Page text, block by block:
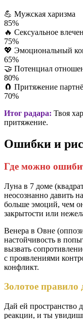
💪 Мужская харизма
85%
🔥 Сексуальное
75%
💖 Эмоциональный
65%
🤝 Потенциал
80%
🧲 Притяжение
70%
Итог радара: Твоя
притяжение.
Ошибки и
Где можно
Луна в 7 доме
неосознанно давить
больше эмоций, чем
закрытости или
Венера в Овне
настойчивость в
вызвать
с проявлениями
конфликт.
Золотое правило
Дай ей пространство
реакции, и ты